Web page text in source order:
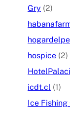
Gry (2)
hospice (2)
icdt.cl (1)
Ice Fishing